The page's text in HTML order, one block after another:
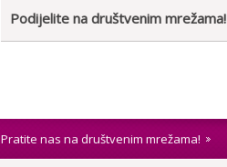
Podijelite na društvenim mrežama!
Pratite nas na društvenim mrežama!